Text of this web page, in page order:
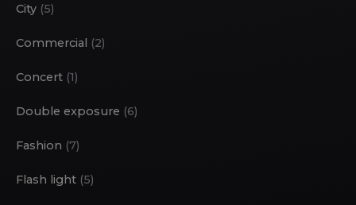
City (5)
Commercial (2)
Concert (1)
Double exposure (6)
Fashion (7)
Flash light (5)